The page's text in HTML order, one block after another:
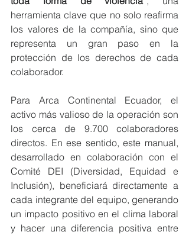
herramienta clave que no solo reafirma
los valores de la compañía, sino que
representa un gran paso en la
protección de los derechos de cada
colaborador.
Para Arca Continental Ecuador, el
activo más valioso de la operación son
los cerca de 9.700 colaboradores
directos. En ese sentido, este manual,
desarrollado en colaboración con el
Comité DEI (Diversidad, Equidad e
Inclusión), beneficiará directamente a
cada integrante del equipo, generando
un impacto positivo en el clima laboral
y hacer una diferencia positiva entre